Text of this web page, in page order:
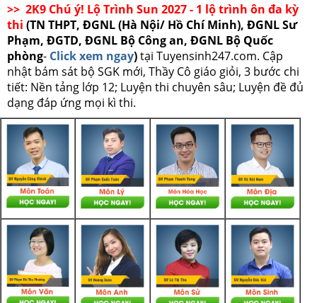
>> 2K9 Chú ý! Lộ Trình Sun 2027 - 1 lộ trình ôn đa kỳ
thi (TN THPT, ĐGNL (Hà Nội/ Hồ Chí Minh), ĐGNL Sư
Phạm, ĐGTD, ĐGNL Bộ Công an, ĐGNL Bộ Quốc
phòng- Click xem ngay)tại Tuyensinh247.com. Cập
nhật bám sát bộ SGK mới, Thầy Cô giáo giỏi, 3 bước chi
tiết: Nền tảng lớp 12; Luyện thi chuyên sâu; Luyện đề đủ
dạng đáp ứng mọi kì thi.